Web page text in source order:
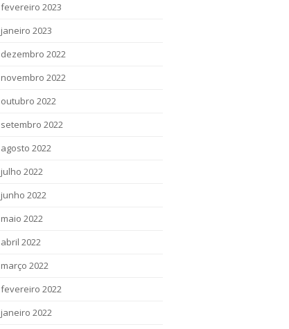
fevereiro 2023
janeiro 2023
dezembro 2022
novembro 2022
outubro 2022
setembro 2022
agosto 2022
julho 2022
junho 2022
maio 2022
abril 2022
março 2022
fevereiro 2022
janeiro 2022